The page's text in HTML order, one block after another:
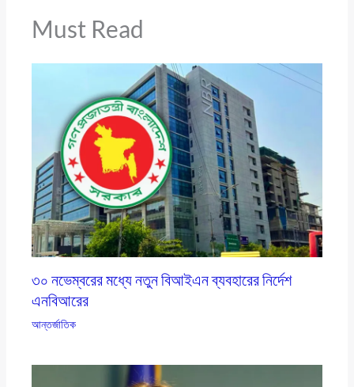
Must Read
৩০ নভেম্বরের মধ্যে নতুন বিআইএন ব্যবহারের নির্দেশ
এনবিআরের
আন্তর্জাতিক